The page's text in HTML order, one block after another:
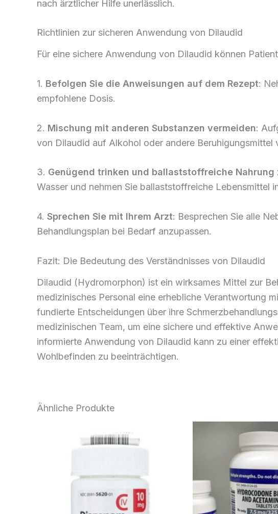
nach ärztlicher Hilfe unerlässlich.
Richtlinien zur sicheren Anwendung von Dilaudid
Für eine sichere Anwendung von Dilaudid können
1. Befolgen Sie die Anweisungen auf dem Rezept:
empfohlene Dosis.
2. Mischung mit anderen Substanzen vermeiden:
von Dilaudid auf Alkohol oder andere Beruhigungsmittel
3. Genügend trinken und ballaststoffreiche Nahrung
Wasser und nehmen Sie ballaststoffreiche Lebensmittel
4. Sprechen Sie mit Ihrem Arzt: Besprechen Sie alle
Behandlungsplan bei Bedarf anzupassen.
Fazit: Die Bedeutung des Verständnisses von Dilaudid
Dilaudid (Hydromorphon) ist ein wirksames Mittel zur
medizinisches Personal eine erhebliche Verantwortung
fundierte Entscheidungen über ihre
medizinischen Team, um eine sichere und effektive
informierte Anwendung von Dilaudid kann zu einer
Wohlbefinden zu beeinträchtigen.
Ähnliche Produkte
€170.00
bis